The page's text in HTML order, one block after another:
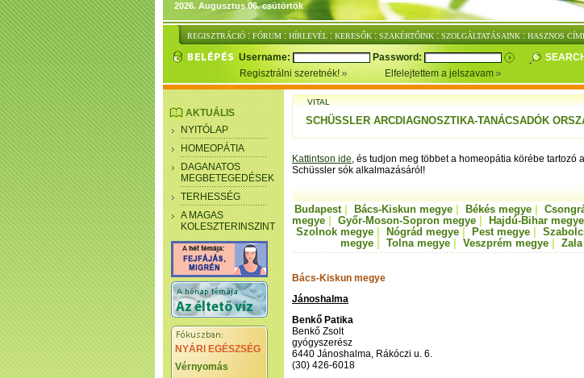
2026. Augusztus 06. csütörtök
REGISZTRÁCIÓ : FÓRUM : HÍRLEVÉL : KERESŐK : SZAKÉRTŐINK : SZOLGÁLTATÁSAINK : HASZNOS
Username: Password:
Regisztrálni szeretnék!
Elfelejtettem a jelszavam
AKTUÁLIS
NYITÓLAP
HOMEOPÁTIA
DAGANATOS
MEGBETEGEDÉSEK
TERHESSÉG
A MAGAS
KOLESZTERINSZINT
NYÁRI EGÉSZSÉG
Vérnyomás
VITAL
SCHÜSSLER ARCDIAGNOSZTIKA-TANÁCSADÓK
Kattintson ide, és tudjon meg többet a homeopátia körébe tartozó
Schüssler sók alkalmazásáról!
Budapest| Bács-Kiskun megye Békés megye
megye
Győr-Moson-Sopron megye Hajdú-Bihar megye
Szolnok megye
Nógrád megye Pest megye
megye| Tolna megye| Veszprém megye|
Bács-Kiskun megye
Jánoshalma
Benkő Patika
Benkő Zsolt
gyógyszerész
6440 Jánoshalma, Rákóczi u. 6.
(30) 426-6018